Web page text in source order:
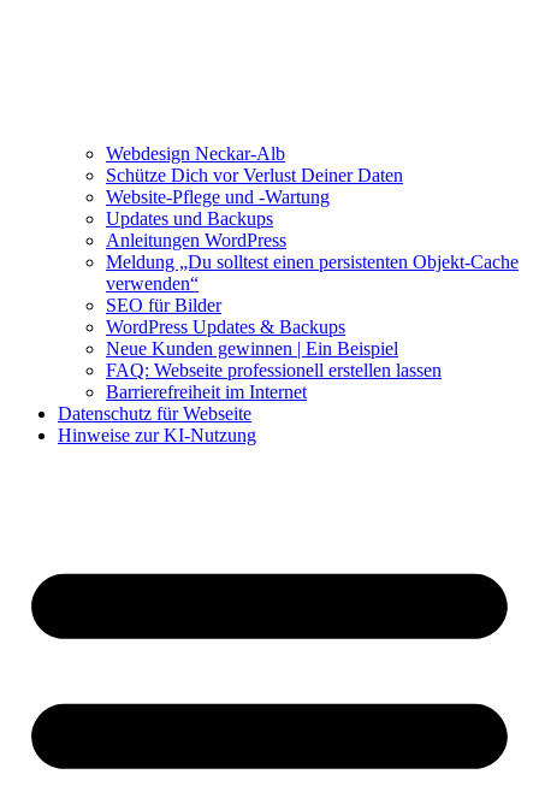
Webdesign Neckar-Alb
Schütze Dich vor Verlust Deiner Daten
Website-Pflege und -Wartung
Updates und Backups
Anleitungen WordPress
Meldung „Du solltest einen persistenten Objekt-Cache
verwenden“
SEO für Bilder
WordPress Updates & Backups
Neue Kunden gewinnen | Ein Beispiel
FAQ: Webseite professionell erstellen lassen
Barrierefreiheit im Internet
Datenschutz für Webseite
Hinweise zur KI-Nutzung